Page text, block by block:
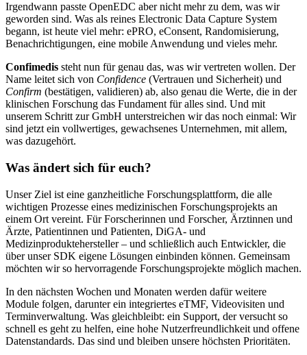
Irgendwann passte OpenEDC aber nicht mehr zu dem, was wir
geworden sind. Was als reines Electronic Data Capture System
begann, ist heute viel mehr: ePRO, eConsent, Randomisierung,
Benachrichtigungen, eine mobile Anwendung und vieles mehr.
Confimedis steht nun für genau das, was wir vertreten wollen. Der
Name leitet sich von Confidence (Vertrauen und Sicherheit) und
Confirm (bestätigen, validieren) ab, also genau die Werte, die in der
klinischen Forschung das Fundament für alles sind. Und mit
unserem Schritt zur GmbH unterstreichen wir das noch einmal: Wir
sind jetzt ein vollwertiges, gewachsenes Unternehmen, mit allem,
was dazugehört.
Was ändert sich für euch?
Unser Ziel ist eine ganzheitliche Forschungsplattform, die alle
wichtigen Prozesse eines medizinischen Forschungsprojekts an
einem Ort vereint. Für Forscherinnen und Forscher, Ärztinnen und
Ärzte, Patientinnen und Patienten, DiGA- und
Medizinproduktehersteller – und schließlich auch Entwickler, die
über unser SDK eigene Lösungen einbinden können. Gemeinsam
möchten wir so hervorragende Forschungsprojekte möglich machen.
In den nächsten Wochen und Monaten werden dafür weitere
Module folgen, darunter ein integriertes eTMF, Videovisiten und
Terminverwaltung. Was gleichbleibt: ein Support, der versucht so
schnell es geht zu helfen, eine hohe Nutzerfreundlichkeit und offene
Datenstandards. Das sind und bleiben unsere höchsten Prioritäten.